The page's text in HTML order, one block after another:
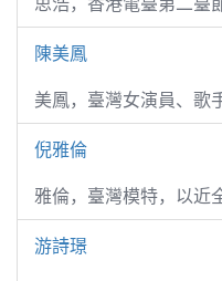
陳美鳳
美鳳，臺灣女演員、歌
倪雅倫
雅倫，臺灣模特，以近
游詩璟